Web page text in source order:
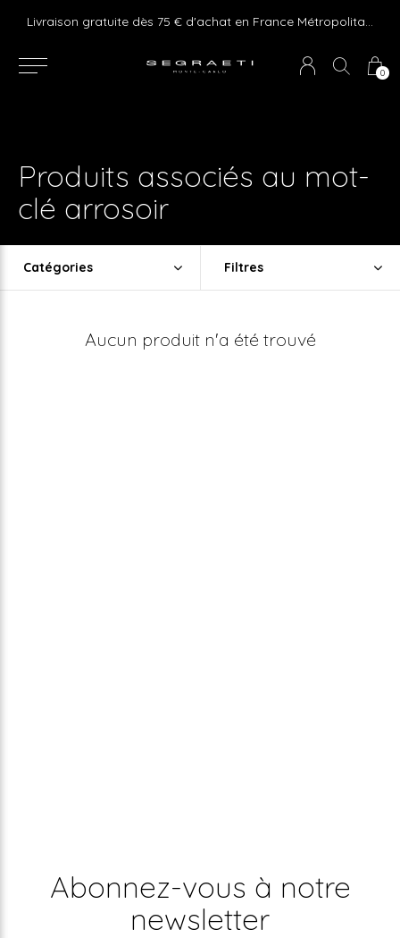
0
Livraison gratuite dès 75 € d'achat en France Métropolitaine et Monaco (hors mobilier)
Produits associés au mot-
clé arrosoir
Catégories Filtres
Aucun produit n'a été trouvé
Abonnez-vous à notre
newsletter